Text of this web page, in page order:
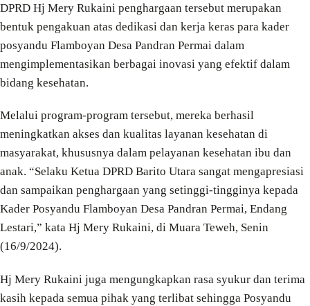
DPRD Hj Mery Rukaini penghargaan tersebut merupakan
bentuk pengakuan atas dedikasi dan kerja keras para kader
posyandu Flamboyan Desa Pandran Permai dalam
mengimplementasikan berbagai inovasi yang efektif dalam
bidang kesehatan.
Melalui program-program tersebut, mereka berhasil
meningkatkan akses dan kualitas layanan kesehatan di
masyarakat, khususnya dalam pelayanan kesehatan ibu dan
anak. “Selaku Ketua DPRD Barito Utara sangat mengapresiasi
dan sampaikan penghargaan yang setinggi-tingginya kepada
Kader Posyandu Flamboyan Desa Pandran Permai, Endang
Lestari,” kata Hj Mery Rukaini, di Muara Teweh, Senin
(16/9/2024).
Hj Mery Rukaini juga mengungkapkan rasa syukur dan terima
kasih kepada semua pihak yang terlibat sehingga Posyandu